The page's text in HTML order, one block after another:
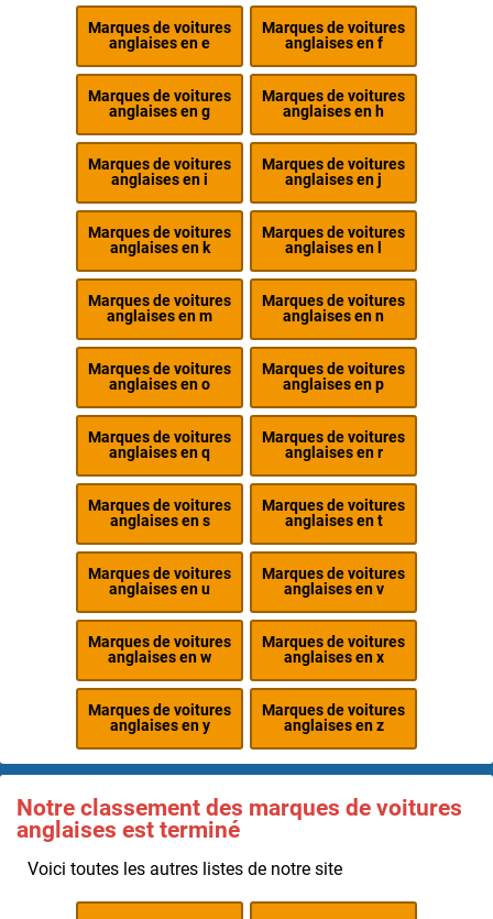
Marques de voitures
anglaises en e
Marques de voitures
anglaises en f
Marques de voitures
anglaises en g
Marques de voitures
anglaises en h
Marques de voitures
anglaises en i
Marques de voitures
anglaises en j
Marques de voitures
anglaises en k
Marques de voitures
anglaises en l
Marques de voitures
anglaises en m
Marques de voitures
anglaises en n
Marques de voitures
anglaises en o
Marques de voitures
anglaises en p
Marques de voitures
anglaises en q
Marques de voitures
anglaises en r
Marques de voitures
anglaises en s
Marques de voitures
anglaises en t
Marques de voitures
anglaises en u
Marques de voitures
anglaises en v
Marques de voitures
anglaises en w
Marques de voitures
anglaises en x
Marques de voitures
anglaises en y
Marques de voitures
anglaises en z
Notre classement des marques de voitures
anglaises est terminé
Voici toutes les autres listes de notre site